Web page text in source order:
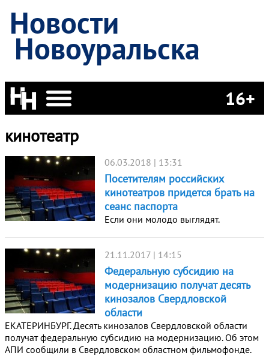
Новости
Новоуральска
16+
кинотеатр
06.03.2018 | 13:31
Посетителям российских
кинотеатров придется брать на
сеанс паспорта
Если они молодо выглядят.
21.11.2017 | 14:15
Федеральную субсидию на
модернизацию получат десять
кинозалов Свердловской
области
ЕКАТЕРИНБУРГ. Десять кинозалов Свердловской области
получат федеральную субсидию на модернизацию. Об этом
АПИ сообщили в Свердловском областном фильмофонде.